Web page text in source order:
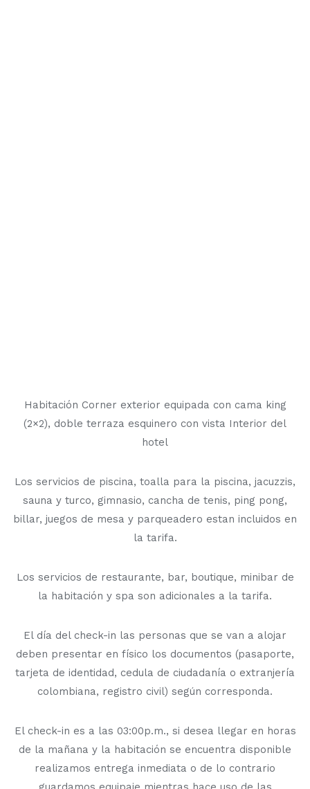
Habitación Corner exterior equipada con cama king
(2×2), doble terraza esquinero con vista Interior del
hotel
Los servicios de piscina, toalla para la piscina, jacuzzis,
sauna y turco, gimnasio, cancha de tenis, ping pong,
billar, juegos de mesa y parqueadero estan incluidos en
la tarifa.
Los servicios de restaurante, bar, boutique, minibar de
la habitación y spa son adicionales a la tarifa.
El día del check-in las personas que se van a alojar
deben presentar en físico los documentos (pasaporte,
tarjeta de identidad, cedula de ciudadanía o extranjería
colombiana, registro civil) según corresponda.
El check-in es a las 03:00p.m., si desea llegar en horas
de la mañana y la habitación se encuentra disponible
realizamos entrega inmediata o de lo contrario